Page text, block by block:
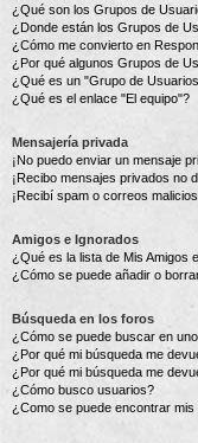
¿Qué son los Grupos de
¿Donde están los Grupos de
¿Cómo me convierto en
¿Por qué algunos Grupos de
¿Qué es un "Grupo de
¿Qué es el enlace "El equipo"?
Mensajería privada
¡No puedo enviar un mensaje
¡Recibo mensajes privados no
¡Recibí spam o correos
Amigos e Ignorados
¿Qué es la lista de Mis Amigos
¿Cómo se puede añadir o
Búsqueda en los foros
¿Cómo se puede buscar en
¿Por qué mi búsqueda me
¿Por qué mi búsqueda me
¿Cómo busco usuarios?
¿Como se puede encontrar